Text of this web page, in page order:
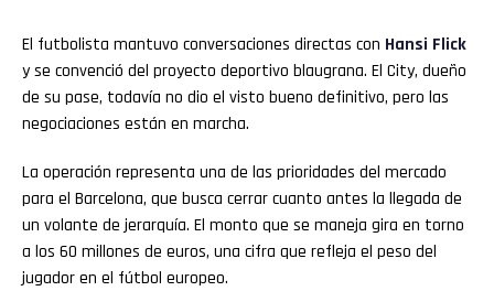
El futbolista mantuvo conversaciones directas con Hansi Flick
y se convenció del proyecto deportivo blaugrana. El City, dueño
de su pase, todavía no dio el visto bueno definitivo, pero las
negociaciones están en marcha.
La operación representa una de las prioridades del mercado
para el Barcelona, que busca cerrar cuanto antes la llegada de
un volante de jerarquía. El monto que se maneja gira en torno
a los 60 millones de euros, una cifra que refleja el peso del
jugador en el fútbol europeo.